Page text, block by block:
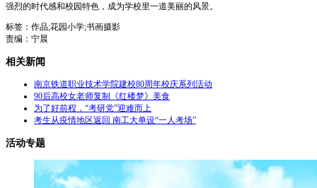
强烈的时代感和校园特色，成为学校里一道美丽的风景。
标签：作品;花园小学;书画摄影
责编：宁晨
相关新闻
南京铁道职业技术学院建校80周年校庆系列活动
90后高校女老师复制《红楼梦》美食
为了好前程，“考研党”迎难而上
考生从疫情地区返回 南工大单设“一人考场”
活动专题